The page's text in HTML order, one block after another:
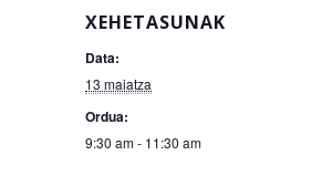
XEHETASUNAK
Data:
13 maiatza
Ordua:
9:30 am - 11:30 am